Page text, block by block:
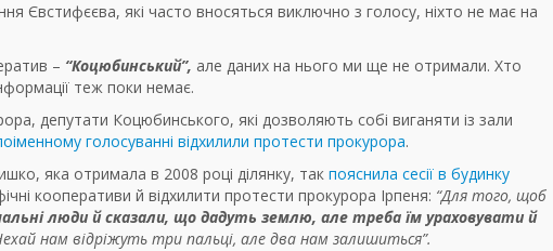
Євстифєєва, які часто вносяться виключно з голосу, ніхто не має на
– “Коцюбинський”, але даних на нього ми ще не отримали. Хто
теж поки немає.
депутати Коцюбинського, які дозволяють собі виганяти із зали
голосуванні відхилили протести прокурора.
яка отримала в 2008 році ділянку, так пояснила сесії в будинку
кооперативи й відхилити протести прокурора Ірпеня: “Для того, щоб
люди й сказали, що дадуть землю, але треба їм ураховувати й
нам відріжуть три пальці, але два нам залишиться”.